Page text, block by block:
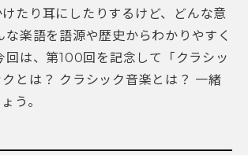
たり耳にしたりするけど、どんな意
な楽語を語源や歴史からわかりやすく
回は、第100回を記念して「クラシッ
とは？ クラシック音楽とは？ 一緒
う。